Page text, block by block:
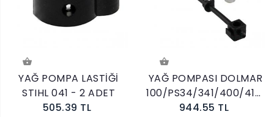
YAĞ POMPA LASTİĞİ
STIHL 041 - 2 ADET
505.39 TL
YAĞ POMPASI DOLMAR
100/PS34/341/400/410/411
944.55 TL